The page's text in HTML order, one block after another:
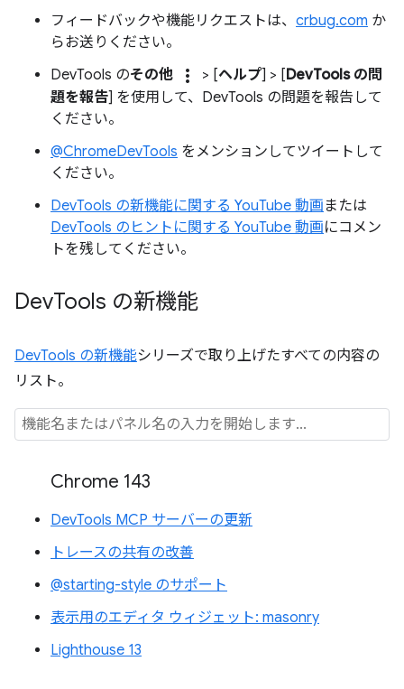
フィードバックや機能リクエストは、 crbug.com か
らお送りください。
DevTools のその他 more_vert > [ヘルプ] > [DevTools の問
題を報告] を使用して、DevTools の問題を報告して
ください。
@ChromeDevTools をメンションしてツイートして
ください。
DevTools の新機能に関する YouTube 動画 または
DevTools のヒントに関する YouTube 動画にコメン
トを残してください。
DevTools の新機能
DevTools の新機能シリーズで取り上げたすべての内容の
リスト。
Chrome 143
DevTools MCP サーバーの更新
トレースの共有の改善
@starting-style のサポート
表示用のエディタ ウィジェット: masonry
Lighthouse 13